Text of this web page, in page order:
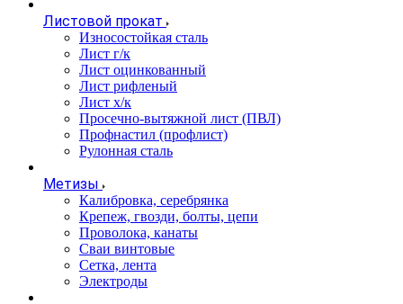
Листовой прокат
Износостойкая сталь
Лист г/к
Лист оцинкованный
Лист рифленый
Лист х/к
Просечно-вытяжной лист (ПВЛ)
Профнастил (профлист)
Рулонная сталь
Метизы
Калибровка, серебрянка
Крепеж, гвозди, болты, цепи
Проволока, канаты
Сваи винтовые
Сетка, лента
Электроды